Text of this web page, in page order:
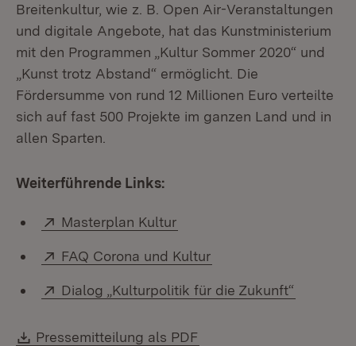
Breitenkultur, wie z. B. Open Air-Veranstaltungen
und digitale Angebote, hat das Kunstministerium
mit den Programmen „Kultur Sommer 2020“ und
„Kunst trotz Abstand“ ermöglicht. Die
Fördersumme von rund 12 Millionen Euro verteilte
sich auf fast 500 Projekte im ganzen Land und in
allen Sparten.
Weiterführende Links:
Extern:
Masterplan Kultur
Extern:
FAQ Corona und Kultur
Extern:
Dialog „Kulturpolitik für die Zukunft“
Download:
Pressemitteilung als PDF